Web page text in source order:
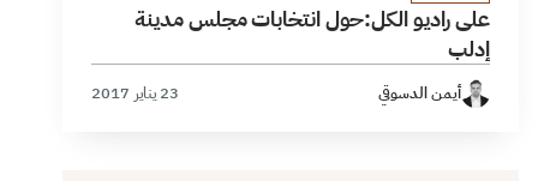
على راديو الكل:حول انتخابات مجلس مدينة
إدلب
أيمن الدسوقي 23 يناير 2017